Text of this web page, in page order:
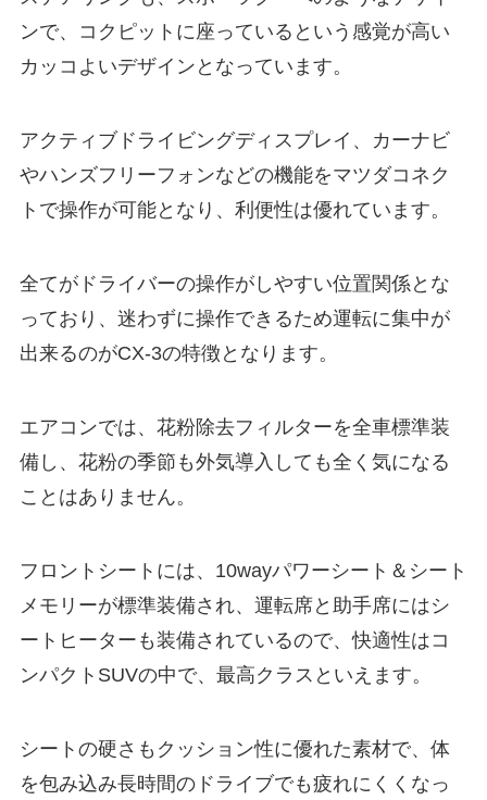
ンで、コクピットに座っているという感覚が高い
カッコよいデザインとなっています。
アクティブドライビングディスプレイ、カーナビ
やハンズフリーフォンなどの機能をマツダコネク
トで操作が可能となり、利便性は優れています。
全てがドライバーの操作がしやすい位置関係とな
っており、迷わずに操作できるため運転に集中が
出来るのがCX-3の特徴となります。
エアコンでは、花粉除去フィルターを全車標準装
備し、花粉の季節も外気導入しても全く気になる
ことはありません。
フロントシートには、10wayパワーシート＆シート
メモリーが標準装備され、運転席と助手席にはシ
ートヒーターも装備されているので、快適性はコ
ンパクトSUVの中で、最高クラスといえます。
シートの硬さもクッション性に優れた素材で、体
を包み込み長時間のドライブでも疲れにくくなっ